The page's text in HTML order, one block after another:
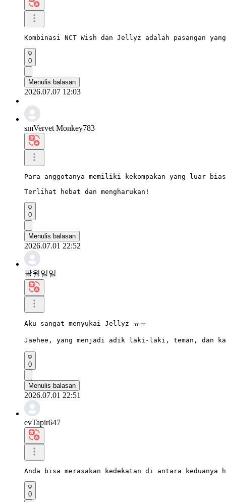
Kombinasi NCT Wish dan Jellyz adalah pasangan
0
Menulis balasan
2026.07.07 12:03
smVervet Monkey783
Para anggotanya memiliki kekompakan yang luar
Terlihat hebat dan mengharukan!
0
Menulis balasan
2026.07.01 22:52
팔월일일
Aku sangat menyukai Jellyz ㅠㅠ
Jaehee, yang menjadi adik laki-laki, teman, dan
0
Menulis balasan
2026.07.01 22:51
evTapir647
Anda bisa merasakan kedekatan di antara
0